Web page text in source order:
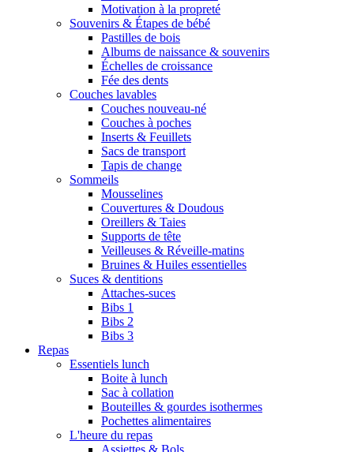
Motivation à la propreté
Souvenirs & Étapes de bébé
Pastilles de bois
Albums de naissance & souvenirs
Échelles de croissance
Fée des dents
Couches lavables
Couches nouveau-né
Couches à poches
Inserts & Feuillets
Sacs de transport
Tapis de change
Sommeils
Mousselines
Couvertures & Doudous
Oreillers & Taies
Supports de tête
Veilleuses & Réveille-matins
Bruines & Huiles essentielles
Suces & dentitions
Attaches-suces
Bibs 1
Bibs 2
Bibs 3
Repas
Essentiels lunch
Boite à lunch
Sac à collation
Bouteilles & gourdes isothermes
Pochettes alimentaires
L'heure du repas
Assiettes & Bols